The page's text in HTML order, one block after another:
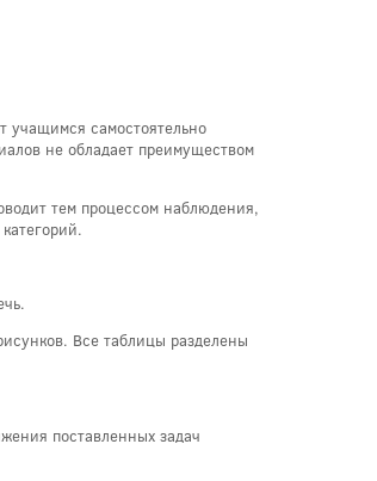
учащимся самостоятельно
не обладает преимуществом
тем процессом наблюдения,
Все таблицы разделены
поставленных задач